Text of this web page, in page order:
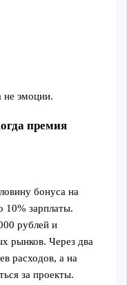
не эмоции.
премия
бонуса на
10% зарплаты.
рублей и
рынков. Через два
расходов, а на
за проекты.